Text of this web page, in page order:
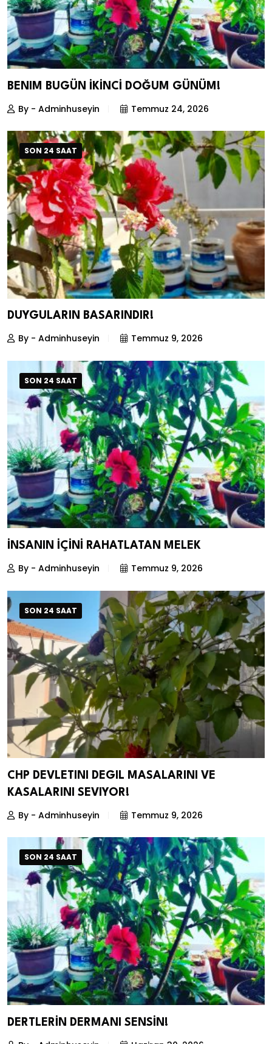
BENIM BUGÜN İKİNCİ DOĞUM GÜNÜM!
By - Adminhuseyin Temmuz 24, 2026
SON 24 SAAT
DUYGULARIN BASARINDIR!
By - Adminhuseyin Temmuz 9, 2026
SON 24 SAAT
İNSANIN İÇİNİ RAHATLATAN MELEK
By - Adminhuseyin Temmuz 9, 2026
SON 24 SAAT
CHP DEVLETINI DEGIL MASALARINI VE
KASALARINI SEVIYOR!
By - Adminhuseyin Temmuz 9, 2026
SON 24 SAAT
DERTLERİN DERMANI SENSİN!